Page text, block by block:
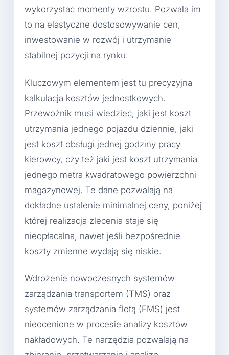
wykorzystać momenty wzrostu. Pozwala im
to na elastyczne dostosowywanie cen,
inwestowanie w rozwój i utrzymanie
stabilnej pozycji na rynku.
Kluczowym elementem jest tu precyzyjna
kalkulacja kosztów jednostkowych.
Przewoźnik musi wiedzieć, jaki jest koszt
utrzymania jednego pojazdu dziennie, jaki
jest koszt obsługi jednej godziny pracy
kierowcy, czy też jaki jest koszt utrzymania
jednego metra kwadratowego powierzchni
magazynowej. Te dane pozwalają na
dokładne ustalenie minimalnej ceny, poniżej
której realizacja zlecenia staje się
nieopłacalna, nawet jeśli bezpośrednie
koszty zmienne wydają się niskie.
Wdrożenie nowoczesnych systemów
zarządzania transportem (TMS) oraz
systemów zarządzania flotą (FMS) jest
nieocenione w procesie analizy kosztów
nakładowych. Te narzędzia pozwalają na